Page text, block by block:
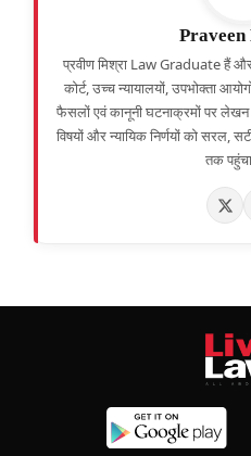
प्रवीण मिश्रा Law Graduate हैं
कोर्ट, उच्च न्यायालयों, उपभोक्ता
फैसलों एवं कानूनी घटनाक्रमों पर
विषयों और न्यायिक निर्णयों को सरल,
तक